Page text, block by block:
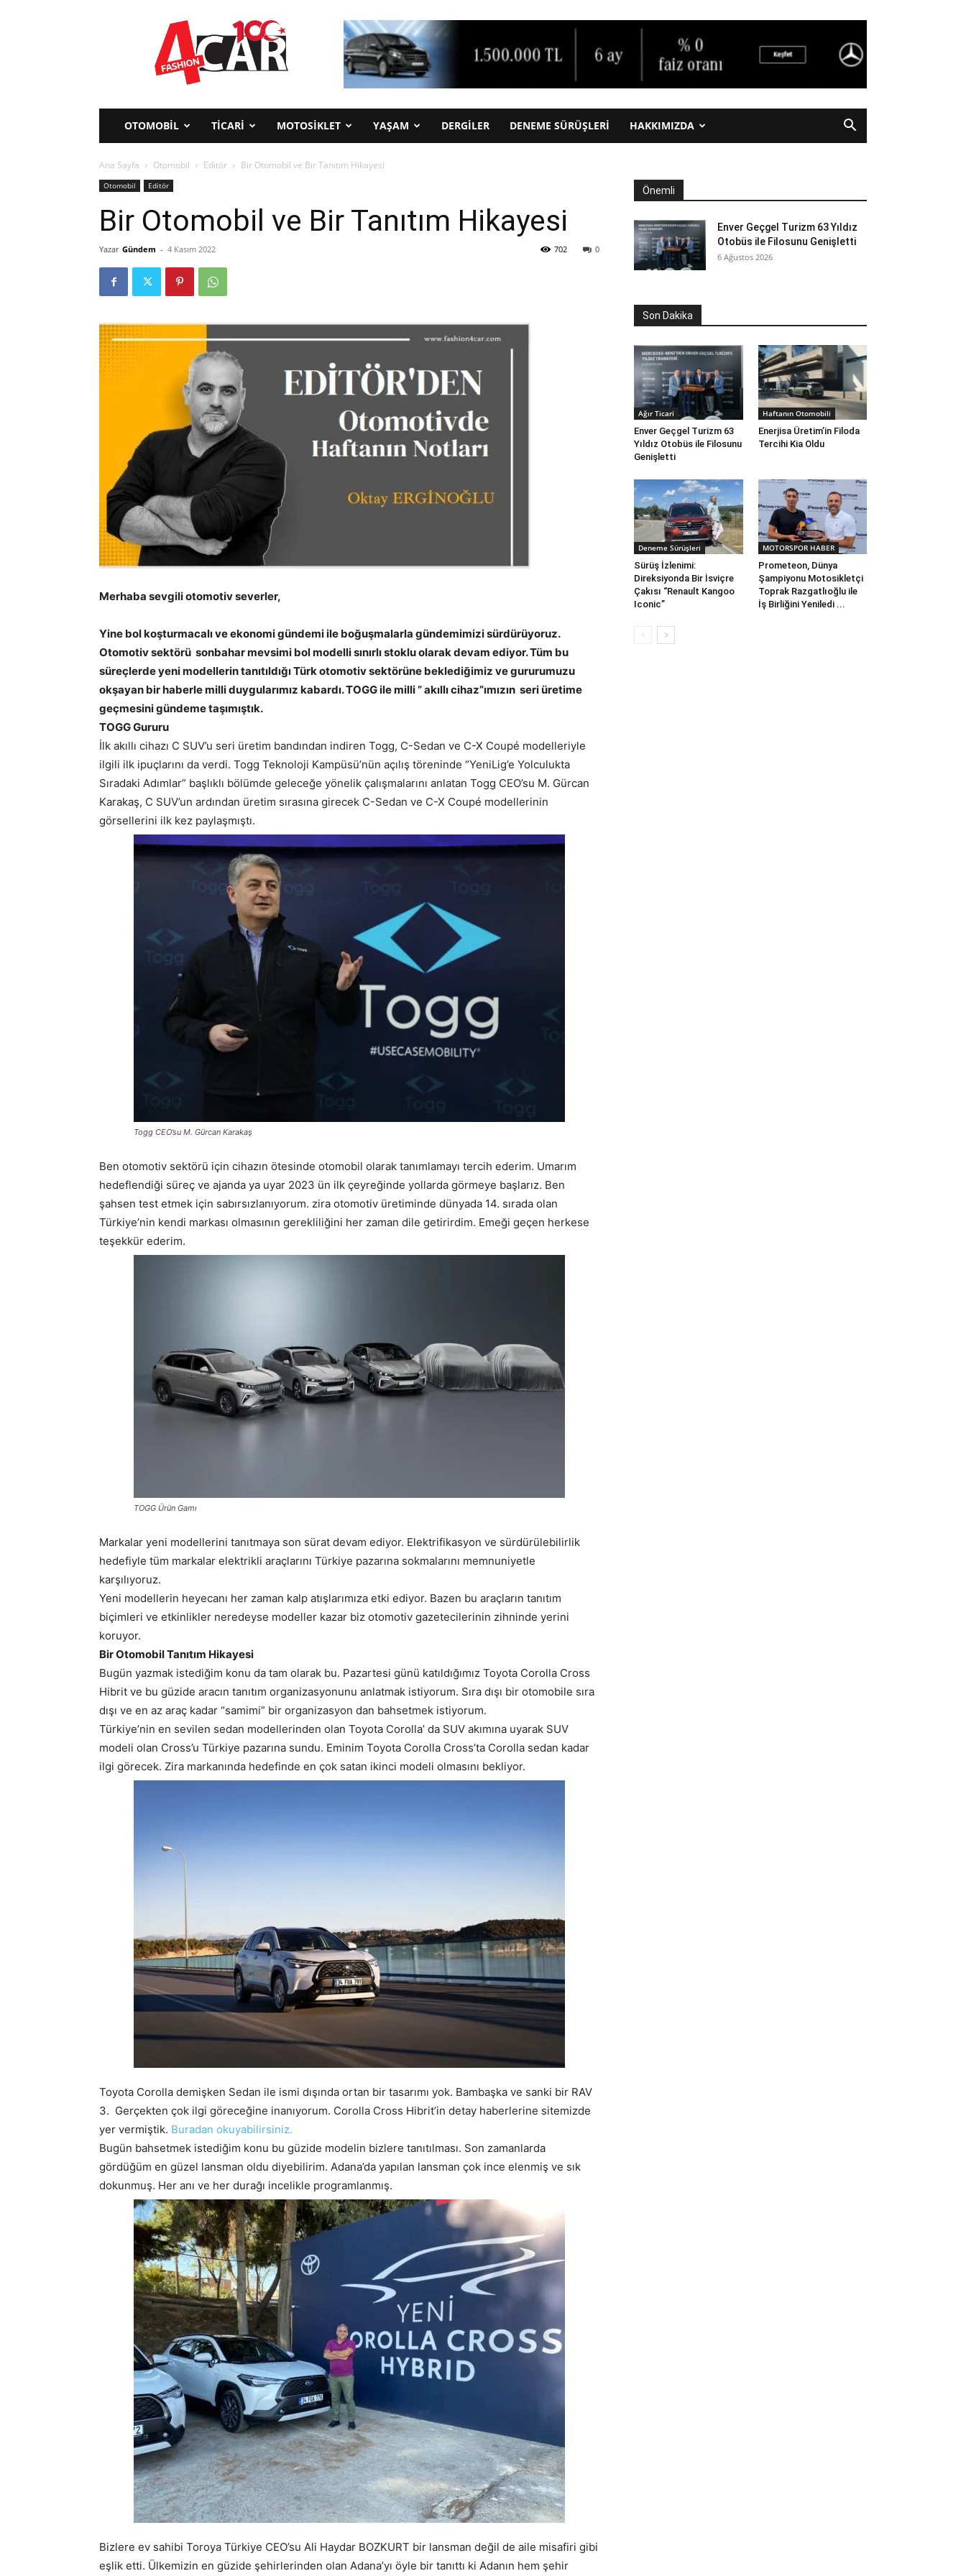
www.Fashion4car.com
OTOMOBİL TİCARİ MOTOSİKLET YAŞAM DERGİLER DENEME SÜRÜŞLERI HAKKIMIZDA
Ana Sayfa Otomobil Editör Bir Otomobil ve Bir Tanıtım Hikayesi
Otomobil Editör
Bir Otomobil ve Bir Tanıtım Hikayesi
Yazar Gündem - 4 Kasım 2022 0
702
Merhaba sevgili otomotiv severler,
Yine bol koşturmacalı ve ekonomi gündemi ile boğuşmalarla gündemimizi sürdürüyoruz.
Otomotiv sektörü sonbahar mevsimi bol modelli sınırlı stoklu olarak devam ediyor. Tüm bu
süreçlerde yeni modellerin tanıtıldığı Türk otomotiv sektörüne beklediğimiz ve gururumuzu
okşayan bir haberle milli duygularımız kabardı. TOGG ile milli ” akıllı cihaz”ımızın seri üretime
geçmesini gündeme taşımıştık.
TOGG Gururu
İlk akıllı cihazı C SUV’u seri üretim bandından indiren Togg, C-Sedan ve C-X Coupé modelleriyle
ilgili ilk ipuçlarını da verdi. Togg Teknoloji Kampüsü’nün açılış töreninde “YeniLig’e Yolculukta
Sıradaki Adımlar” başlıklı bölümde geleceğe yönelik çalışmalarını anlatan Togg CEO’su M. Gürcan
Karakaş, C SUV’un ardından üretim sırasına girecek C-Sedan ve C-X Coupé modellerinin
görsellerini ilk kez paylaşmıştı.
Togg CEO’su M. Gürcan Karakaş
Ben otomotiv sektörü için cihazın ötesinde otomobil olarak tanımlamayı tercih ederim. Umarım
hedeflendiği süreç ve ajanda ya uyar 2023 ün ilk çeyreğinde yollarda görmeye başlarız. Ben
şahsen test etmek için sabırsızlanıyorum. zira otomotiv üretiminde dünyada 14. sırada olan
Türkiye’nin kendi markası olmasının gerekliliğini her zaman dile getirirdim. Emeği geçen herkese
teşekkür ederim.
TOGG Ürün Gamı
Markalar yeni modellerini tanıtmaya son sürat devam ediyor. Elektrifikasyon ve sürdürülebilirlik
hedefiyle tüm markalar elektrikli araçlarını Türkiye pazarına sokmalarını memnuniyetle
karşılıyoruz.
Yeni modellerin heyecanı her zaman kalp atışlarımıza etki ediyor. Bazen bu araçların tanıtım
biçimleri ve etkinlikler neredeyse modeller kazar biz otomotiv gazetecilerinin zihninde yerini
koruyor.
Bir Otomobil Tanıtım Hikayesi
Bugün yazmak istediğim konu da tam olarak bu. Pazartesi günü katıldığımız Toyota Corolla Cross
Hibrit ve bu güzide aracın tanıtım organizasyonunu anlatmak istiyorum. Sıra dışı bir otomobile sıra
dışı ve en az araç kadar “samimi” bir organizasyon dan bahsetmek istiyorum.
Türkiye’nin en sevilen sedan modellerinden olan Toyota Corolla’ da SUV akımına uyarak SUV
modeli olan Cross’u Türkiye pazarına sundu. Eminim Toyota Corolla Cross’ta Corolla sedan kadar
ilgi görecek. Zira markanında hedefinde en çok satan ikinci modeli olmasını bekliyor.
Toyota Corolla demişken Sedan ile ismi dışında ortan bir tasarımı yok. Bambaşka ve sanki bir RAV
3. Gerçekten çok ilgi göreceğine inanıyorum. Corolla Cross Hibrit’in detay haberlerine sitemizde
yer vermiştik. Buradan okuyabilirsiniz.
Bugün bahsetmek istediğim konu bu güzide modelin bizlere tanıtılması. Son zamanlarda
gördüğüm en güzel lansman oldu diyebilirim. Adana’da yapılan lansman çok ince elenmiş ve sık
dokunmuş. Her anı ve her durağı incelikle programlanmış.
Bizlere ev sahibi Toroya Türkiye CEO’su Ali Haydar BOZKURT bir lansman değil de aile misafiri gibi
eşlik etti. Ülkemizin en güzide şehirlerinden olan Adana’yı öyle bir tanıttı ki Adanın hem şehir
Önemli
Enver Geçgel Turizm 63 Yıldız
Otobüs ile Filosunu Genişletti
6 Ağustos 2026
Son Dakika
Ağır Ticari
Enver Geçgel Turizm 63
Yıldız Otobüs ile Filosunu
Genişletti
Haftanın Otomobili
Enerjisa Üretim’in Filoda
Tercihi Kia Oldu
Deneme Sürüşleri
Sürüş İzlenimi:
Direksiyonda Bir İsviçre
Çakısı “Renault Kangoo
Iconic”
MOTORSPOR HABER
Prometeon, Dünya
Şampiyonu Motosikletçi
Toprak Razgatlıoğlu ile
İş Birliğini Yeniledi ...